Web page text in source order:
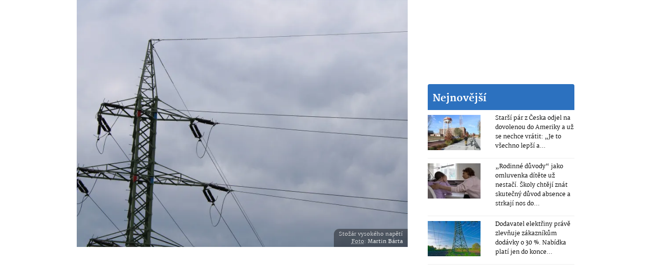
Stožár vysokého napětí
Foto: Martin Bárta
Nejnovější
Starší pár z Česka odjel na
dovolenou do Ameriky a už
se nechce vrátit: „Je to
všechno lepší a...
„Rodinné důvody“ jako
omluvenka dítěte už
nestačí. Školy chtějí znát
skutečný důvod absence a
strkají nos do...
Dodavatel elektřiny právě
zlevňuje zákazníkům
dodávky o 30 %. Nabídka
platí jen do konce...